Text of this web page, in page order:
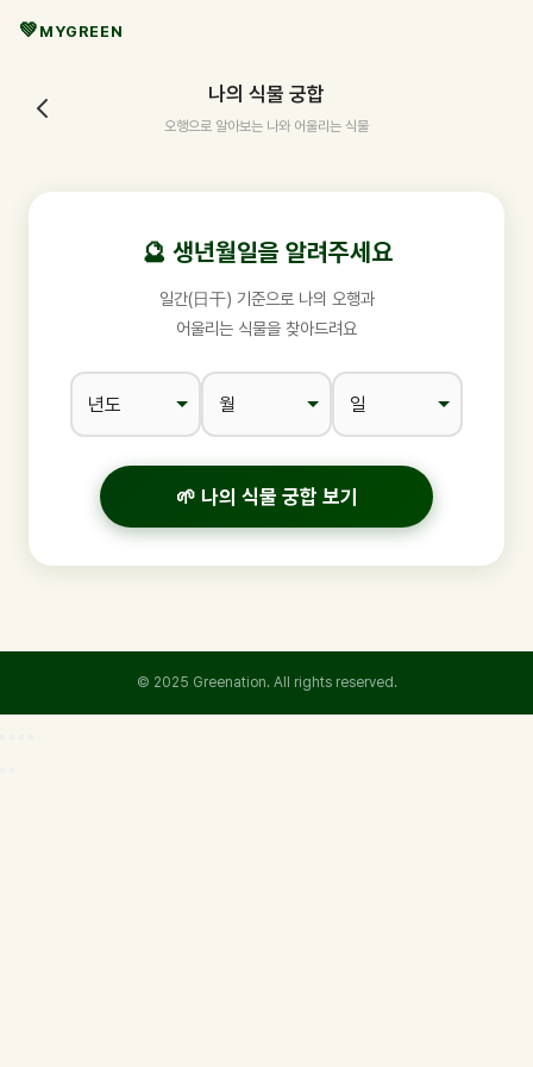
MYGREEN
나의 식물 궁합
오행으로 알아보는 나와 어울리는 식물
🔮 생년월일을 알려주세요
일간(日干) 기준으로 나의 오행과
어울리는 식물을 찾아드려요
🌱 나의 식물 궁합 보기
© 2025 Greenation. All rights reserved.